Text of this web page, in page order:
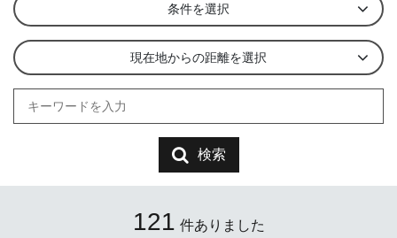
条件を選択
現在地からの距離を選択
検索
121 件ありました